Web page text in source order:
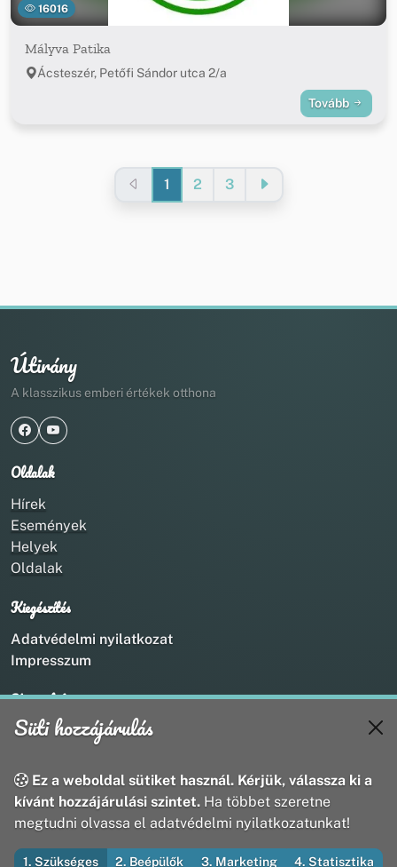
16016
Mályva Patika
Ácsteszér, Petőfi Sándor utca 2/a
Tovább
1 2 3
Útirány
A klasszikus emberi értékek otthona
Oldalak
Hírek
Események
Helyek
Oldalak
Kiegészítés
Adatvédelmi nyilatkozat
Impresszum
Kapcsolat
+36 20 211 1888
webmaster@utirany.hu
8419 Csesznek, Vasút u.18.
Süti hozzájárulás
Ez a weboldal sütiket használ. Kérjük, válassza ki a
kívánt hozzájárulási szintet. Ha többet szeretne
megtudni olvassa el adatvédelmi nyilatkozatunkat!
1. Szükséges 2. Beépülők 3. Marketing 4. Statisztika